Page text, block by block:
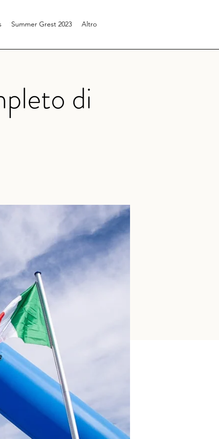
Summer Grest 2023 Altro
di